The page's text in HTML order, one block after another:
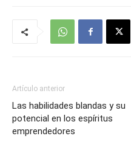
Artículo anterior
Las habilidades blandas y su
potencial en los espíritus
emprendedores